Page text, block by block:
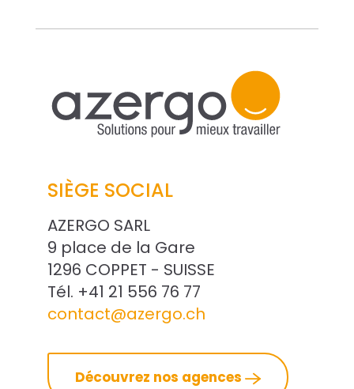
SIÈGE SOCIAL
AZERGO SARL
9 place de la Gare
1296 COPPET - SUISSE
Tél. +41 21 556 76 77
contact@azergo.ch
Découvrez nos agences